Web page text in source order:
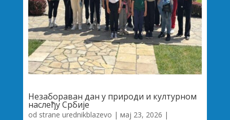
Незабораван дан у природи и културном
наслеђу Србије
od strane urednikblazevo | мај 23, 2026 |